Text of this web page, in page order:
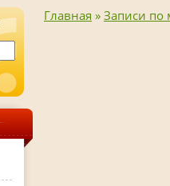
Главная » Записи по